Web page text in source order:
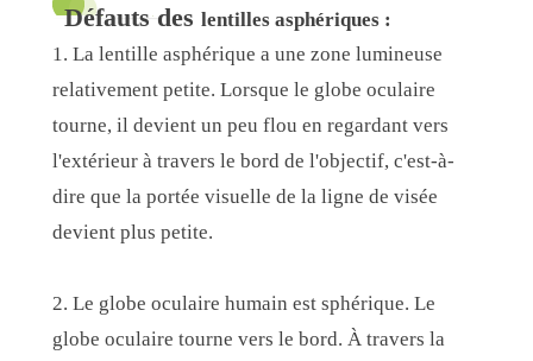
Défauts deslentilles asphériques :
1. La lentille asphérique a une zone lumineuse
relativement petite. Lorsque le globe oculaire
tourne, il devient un peu flou en regardant vers
l'extérieur à travers le bord de l'objectif, c'est-à-
dire que la portée visuelle de la ligne de visée
devient plus petite.
2. Le globe oculaire humain est sphérique. Le
globe oculaire tourne vers le bord. À travers la